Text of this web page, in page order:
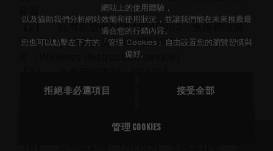
【2】 台灣新型專利號 M680802：無線銷毀裝
置；日本實用新案登錄第 3251199 號：無線破壊装
置（Wireless destruction device）
【4】 台灣發明專利：I842298；美國發明專利：
網站上的使用體驗，
以及協助我們分析網站效能和使用狀況，並讓我們能在未來推薦最
適合您的行銷內容。
您也可以點擊左下方的「管理 Cookies」自由設置您的瀏覽習慣與
偏好。
拒絕非必選項目 接受全部
管理 Cookies